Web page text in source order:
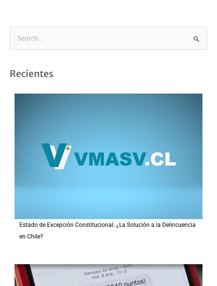
cRecientes
Estado de Excepción Constitucional: ¿La Solución a la Delincuencia
en Chile?